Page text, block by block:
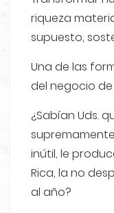
riqueza
supuesto,
Una de las
del negocio
¿Sabían Uds.
inútil, le
Rica, la no
al año?